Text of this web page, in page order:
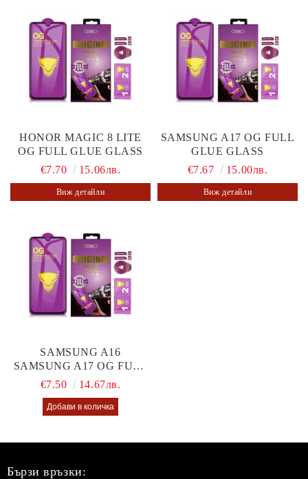
HONOR MAGIC 8 LITE
OG FULL GLUE GLASS
€7.70
15.06лв.
Виж детайли
SAMSUNG A17 OG FULL
GLUE GLASS
€7.67
15.00лв.
Виж детайли
SAMSUNG A16
SAMSUNG A17 OG FULL
GLUE GLASS
€7.50 14.67лв.
Бързи връзки: